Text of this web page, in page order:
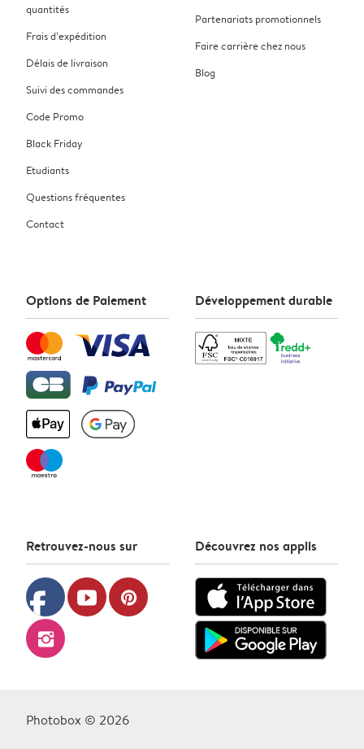
quantités
Frais d’expédition
Délais de livraison
Suivi des commandes
Code Promo
Black Friday
Etudiants
Questions fréquentes
Contact
Partenariats promotionnels
Faire carrière chez nous
Blog
Options de Paiement Développement durable
Retrouvez-nous sur
facebook youtube pinterest
instagram
Découvrez nos applis
Photobox © 2026